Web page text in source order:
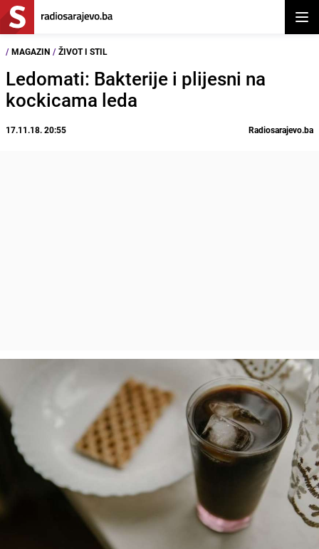
/ MAGAZIN / ŽIVOT I STIL
Ledomati: Bakterije i plijesni na
kockicama leda
17.11.18. 20:55 Radiosarajevo.ba